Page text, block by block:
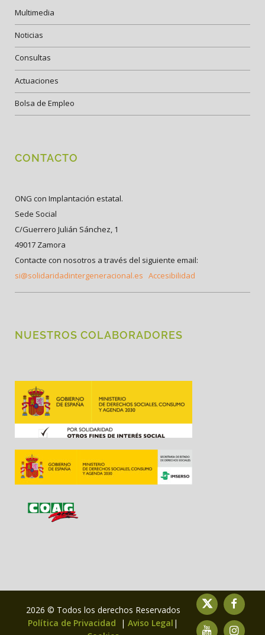
Multimedia
Noticias
Consultas
Actuaciones
Bolsa de Empleo
CONTACTO
ONG con Implantación estatal.
Sede Social
C/Guerrero Julián Sánchez, 1
49017 Zamora
Contacte con nosotros a través del siguiente email:
si@solidaridadintergeneracional.es Accesibilidad
NUESTROS COLABORADORES
2026 © Todos los derechos Reservados
Política de Privacidad
| Aviso Legal |